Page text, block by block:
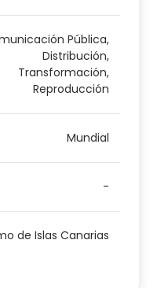
Pública,
Distribución,
Transformación,
Reproducción
Mundial
-
de Islas Canarias